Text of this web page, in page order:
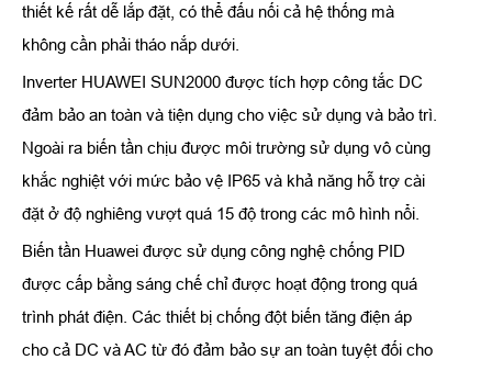
thiết kế rất dễ lắp đặt, có thể đấu nối cả hệ thống mà
không cần phải tháo nắp dưới.
Inverter HUAWEI SUN2000 được tích hợp công tắc DC
đảm bảo an toàn và tiện dụng cho việc sử dụng và bảo trì.
Ngoài ra biến tần chịu được môi trường sử dụng vô cùng
khắc nghiệt với mức bảo vệ IP65 và khả năng hỗ trợ cài
đặt ở độ nghiêng vượt quá 15 độ trong các mô hình nổi.
Biến tần Huawei được sử dụng công nghệ chống PID
được cấp bằng sáng chế chỉ được hoạt động trong quá
trình phát điện. Các thiết bị chống đột biến tăng điện áp
cho cả DC và AC từ đó đảm bảo sự an toàn tuyệt đối cho